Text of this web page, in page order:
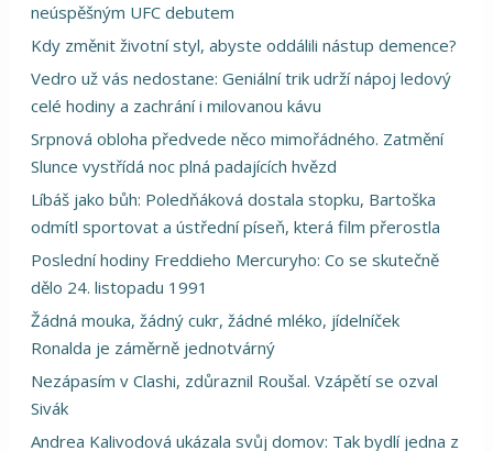
neúspěšným UFC debutem
Kdy změnit životní styl, abyste oddálili nástup demence?
Vedro už vás nedostane: Geniální trik udrží nápoj ledový
celé hodiny a zachrání i milovanou kávu
Srpnová obloha předvede něco mimořádného. Zatmění
Slunce vystřídá noc plná padajících hvězd
Líbáš jako bůh: Poledňáková dostala stopku, Bartoška
odmítl sportovat a ústřední píseň, která film přerostla
Poslední hodiny Freddieho Mercuryho: Co se skutečně
dělo 24. listopadu 1991
Žádná mouka, žádný cukr, žádné mléko, jídelníček
Ronalda je záměrně jednotvárný
Nezápasím v Clashi, zdůraznil Roušal. Vzápětí se ozval
Sivák
Andrea Kalivodová ukázala svůj domov: Tak bydlí jedna z